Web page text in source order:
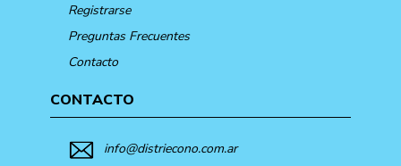
Registrarse
Preguntas Frecuentes
Contacto
CONTACTO
info@distriecono.com.ar